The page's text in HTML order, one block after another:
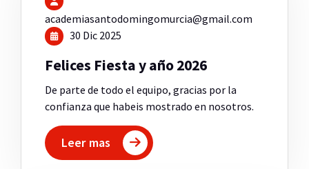
academiasantodomingomurcia@gmail.com
30 Dic 2025
Felices Fiesta y año 2026
De parte de todo el equipo, gracias por la
confianza que habeis mostrado en nosotros.
Leer mas